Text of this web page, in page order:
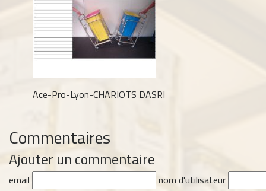
Ace-Pro-Lyon-CHARIOTS DASRI
Commentaires
Ajouter un commentaire
email nom d'utilisateur